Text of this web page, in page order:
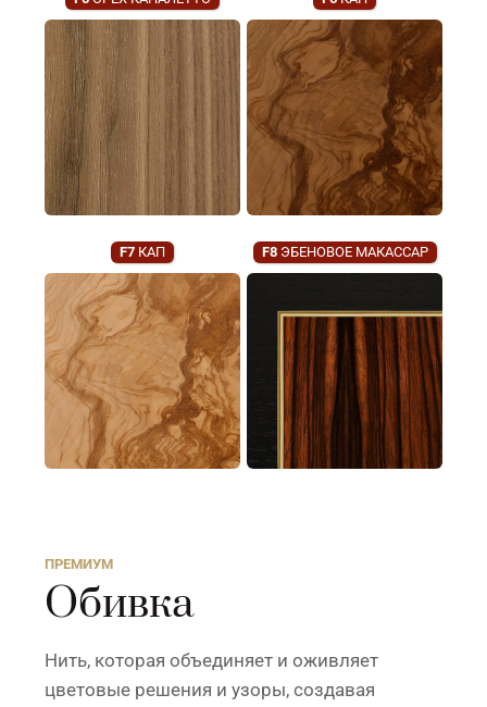
F7 КАП F8 ЭБЕНОВОЕ МАКАССАР
ПРЕМИУМ
Обивка
Нить, которая объединяет и оживляет
цветовые решения и узоры, создавая